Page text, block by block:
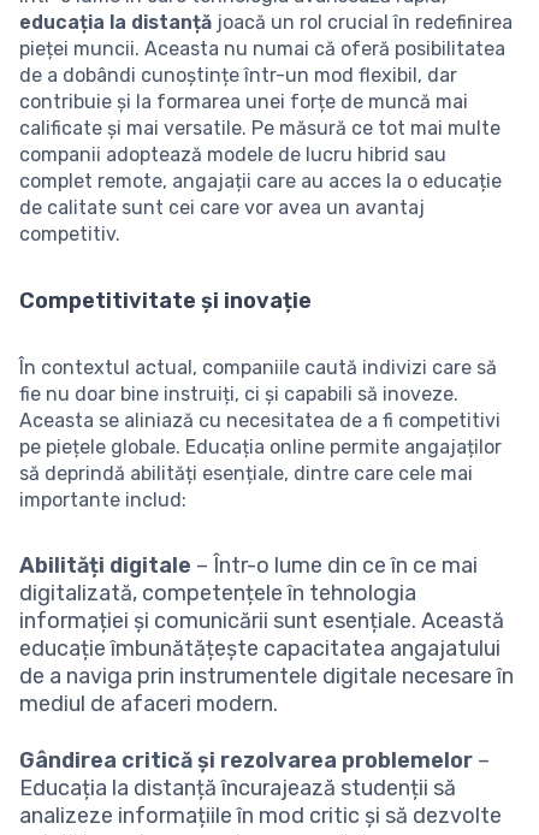
educația la distanță joacă un rol crucial în redefinirea
pieței muncii. Aceasta nu numai că oferă posibilitatea
de a dobândi cunoștințe într-un mod flexibil, dar
contribuie și la formarea unei forțe de muncă mai
calificate și mai versatile. Pe măsură ce tot mai multe
companii adoptează modele de lucru hibrid sau
complet remote, angajații care au acces la o educație
de calitate sunt cei care vor avea un avantaj
competitiv.
Competitivitate și inovație
În contextul actual, companiile caută indivizi care să
fie nu doar bine instruiți, ci și capabili să inoveze.
Aceasta se aliniază cu necesitatea de a fi competitivi
pe piețele globale. Educația online permite angajaților
să deprindă abilități esențiale, dintre care cele mai
importante includ:
Abilități digitale – Într-o lume din ce în ce mai
digitalizată, competențele în tehnologia
informației și comunicării sunt esențiale. Această
educație îmbunătățește capacitatea angajatului
de a naviga prin instrumentele digitale necesare în
mediul de afaceri modern.
Gândirea critică și rezolvarea problemelor –
Educația la distanță încurajează studenții să
analizeze informațiile în mod critic și să dezvolte